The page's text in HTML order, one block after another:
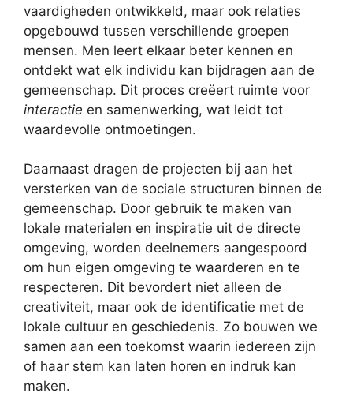
vaardigheden ontwikkeld, maar ook relaties
opgebouwd tussen verschillende groepen
mensen. Men leert elkaar beter kennen en
ontdekt wat elk individu kan bijdragen aan de
gemeenschap. Dit proces creëert ruimte voor
interactie en samenwerking, wat leidt tot
waardevolle ontmoetingen.
Daarnaast dragen de projecten bij aan het
versterken van de sociale structuren binnen de
gemeenschap. Door gebruik te maken van
lokale materialen en inspiratie uit de directe
omgeving, worden deelnemers aangespoord
om hun eigen omgeving te waarderen en te
respecteren. Dit bevordert niet alleen de
creativiteit, maar ook de identificatie met de
lokale cultuur en geschiedenis. Zo bouwen we
samen aan een toekomst waarin iedereen zijn
of haar stem kan laten horen en indruk kan
maken.